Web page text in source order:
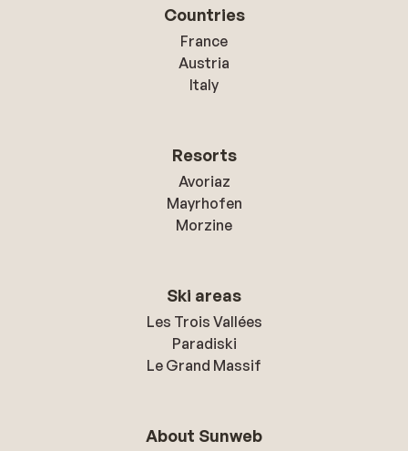
Countries
France
Austria
Italy
Resorts
Avoriaz
Mayrhofen
Morzine
Ski areas
Les Trois Vallées
Paradiski
Le Grand Massif
About Sunweb